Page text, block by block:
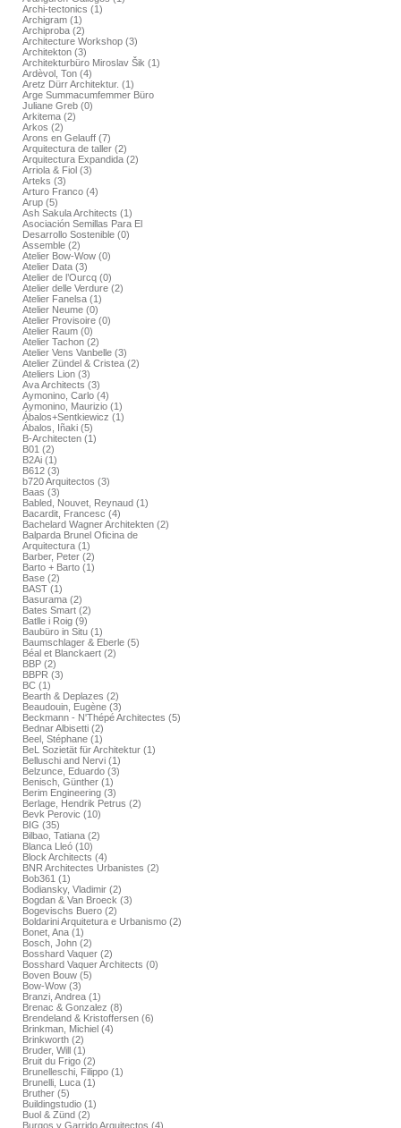
Archi-tectonics (1)
Archigram (1)
Archiproba (2)
Architecture Workshop (3)
Architekton (3)
Architekturbüro Miroslav Šik (1)
Ardèvol, Ton (4)
Aretz Dürr Architektur. (1)
Arge Summacumfemmer Büro
Juliane Greb (0)
Arkitema (2)
Arkos (2)
Arons en Gelauff (7)
Arquitectura de taller (2)
Arquitectura Expandida (2)
Arriola & Fiol (3)
Arteks (3)
Arturo Franco (4)
Arup (5)
Ash Sakula Architects (1)
Asociación Semillas Para El
Desarrollo Sostenible (0)
Assemble (2)
Atelier Bow-Wow (0)
Atelier Data (3)
Atelier de l’Ourcq (0)
Atelier delle Verdure (2)
Atelier Fanelsa (1)
Atelier Neume (0)
Atelier Provisoire (0)
Atelier Raum (0)
Atelier Tachon (2)
Atelier Vens Vanbelle (3)
Atelier Zündel & Cristea (2)
Ateliers Lion (3)
Ava Architects (3)
Aymonino, Carlo (4)
Aymonino, Maurizio (1)
Ábalos+Sentkiewicz (1)
Ábalos, Iñaki (5)
B-Architecten (1)
B01 (2)
B2Ai (1)
B612 (3)
b720 Arquitectos (3)
Baas (3)
Babled, Nouvet, Reynaud (1)
Bacardit, Francesc (4)
Bachelard Wagner Architekten (2)
Balparda Brunel Oficina de
Arquitectura (1)
Barber, Peter (2)
Barto + Barto (1)
Base (2)
BAST (1)
Basurama (2)
Bates Smart (2)
Batlle i Roig (9)
Baubüro in Situ (1)
Baumschlager & Eberle (5)
Béal et Blanckaert (2)
BBP (2)
BBPR (3)
BC (1)
Bearth & Deplazes (2)
Beaudouin, Eugène (3)
Beckmann - N'Thépé Architectes (5)
Bednar Albisetti (2)
Beel, Stéphane (1)
BeL Sozietät für Architektur (1)
Belluschi and Nervi (1)
Belzunce, Eduardo (3)
Benisch, Günther (1)
Berim Engineering (3)
Berlage, Hendrik Petrus (2)
Bevk Perovic (10)
BIG (35)
Bilbao, Tatiana (2)
Blanca Lleó (10)
Block Architects (4)
BNR Architectes Urbanistes (2)
Bob361 (1)
Bodiansky, Vladimir (2)
Bogdan & Van Broeck (3)
Bogevischs Buero (2)
Boldarini Arquitetura e Urbanismo (2)
Bonet, Ana (1)
Bosch, John (2)
Bosshard Vaquer (2)
Bosshard Vaquer Architects (0)
Boven Bouw (5)
Bow-Wow (3)
Branzi, Andrea (1)
Brenac & Gonzalez (8)
Brendeland & Kristoffersen (6)
Brinkman, Michiel (4)
Brinkworth (2)
Bruder, Will (1)
Bruit du Frigo (2)
Brunelleschi, Filippo (1)
Brunelli, Luca (1)
Bruther (5)
Buildingstudio (1)
Buol & Zünd (2)
Burgos y Garrido Arquitectos (4)